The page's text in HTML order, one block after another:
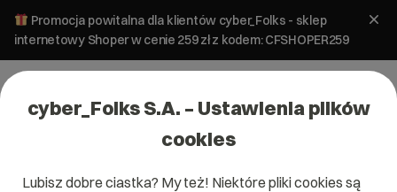
Promocja powitalna dla klientów cyber_Folks - sklep
internetowy Shoper w cenie 259 zł z kodem: CFSHOPER259
cyber_Folks S.A. – Ustawienia plików
cookies
Lubisz dobre ciastka? My też! Niektóre pliki cookies są